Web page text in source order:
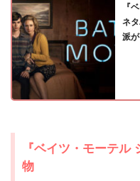
今すぐ無料
『
ネ
派
『ベイツ・モーテル
物